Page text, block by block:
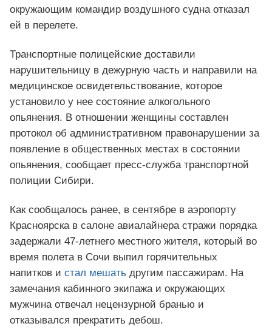
окружающим командир воздушного судна отказал
ей в перелете.
Транспортные полицейские доставили
нарушительницу в дежурную часть и направили на
медицинское освидетельствование, которое
установило у нее состояние алкогольного
опьянения. В отношении женщины составлен
протокол об административном правонарушении за
появление в общественных местах в состоянии
опьянения, сообщает пресс-служба транспортной
полиции Сибири.
Как сообщалось ранее, в сентябре в аэропорту
Красноярска в салоне авиалайнера стражи порядка
задержали 47-летнего местного жителя, который во
время полета в Сочи выпил горячительных
напитков и стал мешать другим пассажирам. На
замечания кабинного экипажа и окружающих
мужчина отвечал нецензурной бранью и
отказывался прекратить дебош.